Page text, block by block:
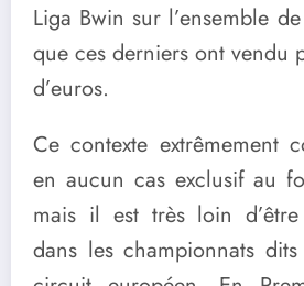
Liga Bwin sur l’ensemble
que ces derniers ont vendu
d’euros.
Ce contexte extrêmement
en aucun cas exclusif au
mais il est très loin
dans les championnats